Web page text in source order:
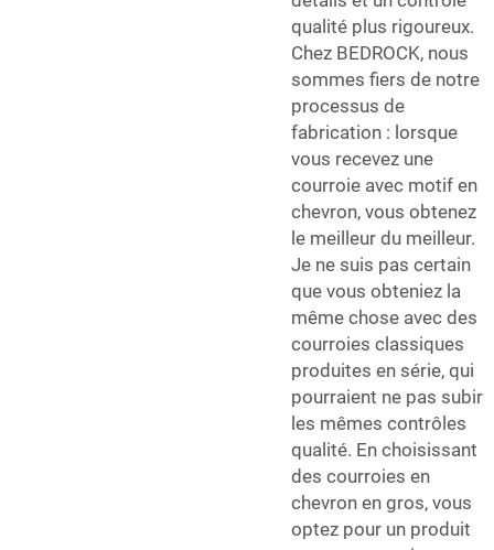
qualité plus rigoureux.
Chez BEDROCK, nous
sommes fiers de notre
processus de
fabrication : lorsque
vous recevez une
courroie avec motif en
chevron, vous obtenez
le meilleur du meilleur.
Je ne suis pas certain
que vous obteniez la
même chose avec des
courroies classiques
produites en série, qui
pourraient ne pas subir
les mêmes contrôles
qualité. En choisissant
des courroies en
chevron en gros, vous
optez pour un produit